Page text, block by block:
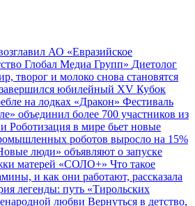
АО «Евразийское
Глобал Медиа Групп» Диетолог
творог и молоко снова становятся
юбилейный XV Кубок
на лодках «Дракон» Фестиваль
объединил более 700 участников из
Роботизация в мире бьет новые
роботов выросло на 15%
люди» объявляют о запуске
матерей «СОЛО+» Что такое
и как они работают, рассказала
легенды: путь «Тирольских
любви Вернуться в детство,